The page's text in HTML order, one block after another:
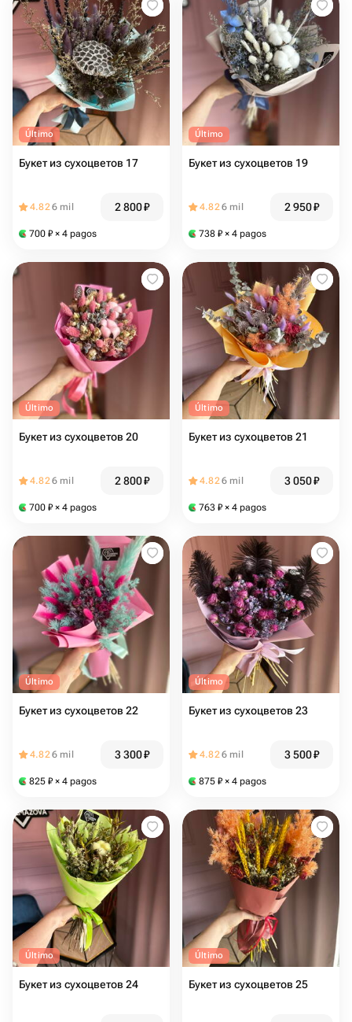
Último
Букет из сухоцветов 17
4.826 mil 2 800₽
700 ₽ × 4 pagos
Último
Букет из сухоцветов 19
4.826 mil 2 950₽
738 ₽ × 4 pagos
Último
Букет из сухоцветов 20
4.826 mil 2 800₽
700 ₽ × 4 pagos
Último
Букет из сухоцветов 21
4.826 mil 3 050₽
763 ₽ × 4 pagos
Último
Букет из сухоцветов 22
4.826 mil 3 300₽
825 ₽ × 4 pagos
Último
Букет из сухоцветов 23
4.826 mil 3 500₽
875 ₽ × 4 pagos
Último
Букет из сухоцветов 24
Último
Букет из сухоцветов 25